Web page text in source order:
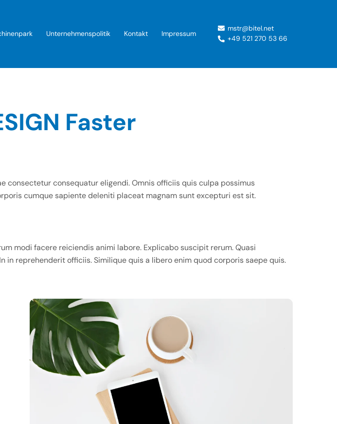
Unternehmenspolitik Kontakt Impressum
mstr@bitel.net
+49 521 270 53 66
Faster
consectetur consequatur eligendi. Omnis officiis quis culpa possimus
cumque sapiente deleniti placeat magnam sunt excepturi est sit.
modi facere reiciendis animi labore. Explicabo suscipit rerum. Quasi
reprehenderit officiis. Similique quis a libero enim quod corporis saepe quis.